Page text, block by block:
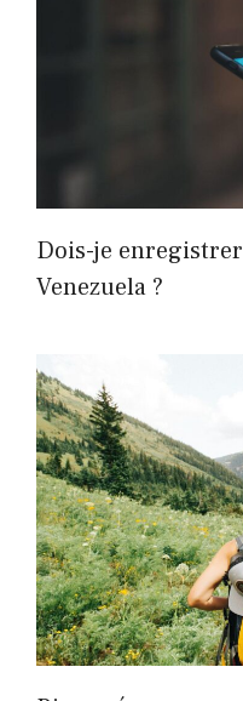
Dois-je
Venezuela ?